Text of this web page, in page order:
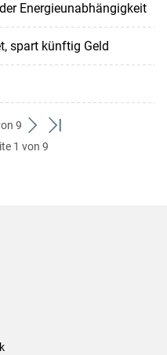
Energieunabhängigkeit
spart künftig Geld
9
weiter
zum
zum
1 von 9